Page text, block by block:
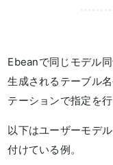
Ebeanで同じモデル
生成されるテーブル
テーションで指定を行
以下はユーザーモデ
付けている例。